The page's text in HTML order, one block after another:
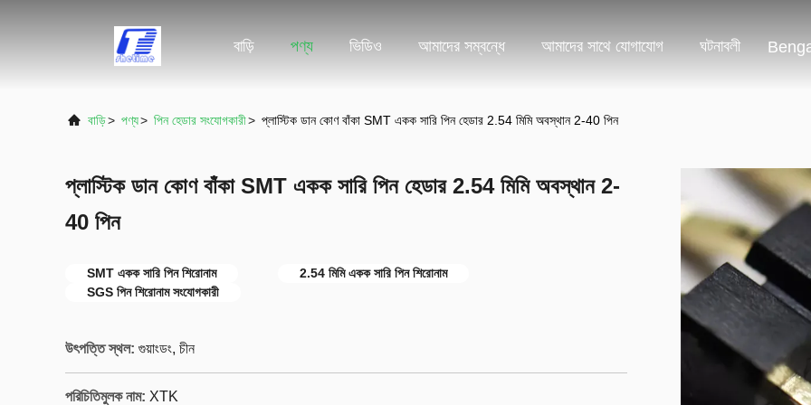
বাড়ি পণ্য ভিডিও আমাদের সম্বন্ধে আমাদের সাথে যোগাযোগ ঘটনাবলী
বাড়ি> পণ্য> পিন হেডার সংযোগকারী> প্লাস্টিক ডান কোণ বাঁকা SMT একক সারি পিন হেডার 2.54 মিমি অবস্থান 2-40 পিন
প্লাস্টিক ডান কোণ বাঁকা SMT একক সারি পিন হেডার 2.54 মিমি অবস্থান 2-
40 পিন
SMT একক সারি পিন শিরোনাম
2.54 মিমি একক সারি পিন শিরোনাম
SGS পিন শিরোনাম সংযোগকারী
উৎপত্তি স্থল: গুয়াংডং, চীন
পরিচিতিমুলক নাম: XTK